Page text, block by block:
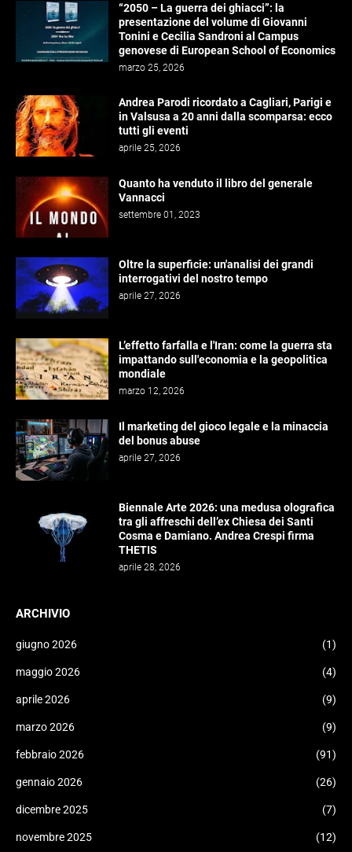
“2050 – La guerra dei ghiacci”: la
presentazione del volume di Giovanni
Tonini e Cecilia Sandroni al Campus
genovese di European School of Economics
marzo 25, 2026
Andrea Parodi ricordato a Cagliari, Parigi e
in Valsusa a 20 anni dalla scomparsa: ecco
tutti gli eventi
aprile 25, 2026
Quanto ha venduto il libro del generale
Vannacci
settembre 01, 2023
Oltre la superficie: un'analisi dei grandi
interrogativi del nostro tempo
aprile 27, 2026
L’effetto farfalla e l'Iran: come la guerra sta
impattando sull'economia e la geopolitica
mondiale
marzo 12, 2026
Il marketing del gioco legale e la minaccia
del bonus abuse
aprile 27, 2026
Biennale Arte 2026: una medusa olografica
tra gli affreschi dell’ex Chiesa dei Santi
Cosma e Damiano. Andrea Crespi firma
THETIS
aprile 28, 2026
ARCHIVIO
giugno 2026 (1)
maggio 2026 (4)
aprile 2026 (9)
marzo 2026 (9)
febbraio 2026 (91)
gennaio 2026 (26)
dicembre 2025 (7)
novembre 2025 (12)